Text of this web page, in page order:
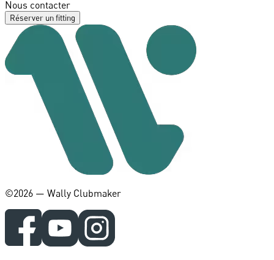
Nous contacter
Réserver un fitting
©️2026 — Wally Clubmaker